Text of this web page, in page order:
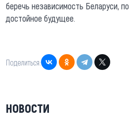
беречь независимость Беларуси,
достойное будущее.
Поделиться:
НОВОСТИ